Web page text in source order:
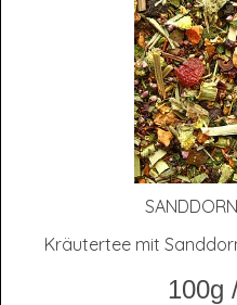
SAND­DORN
Kräutertee mit
100g